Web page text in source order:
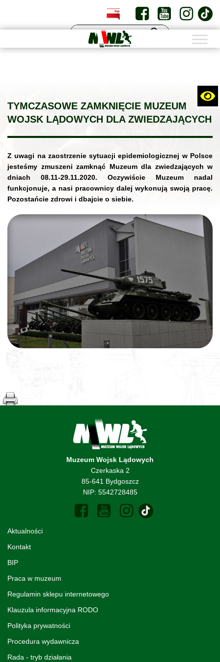
PL EN
TYMCZASOWE ZAMKNIĘCIE MUZEUM
WOJSK LĄDOWYCH DLA ZWIEDZAJĄCYCH
Z uwagi na zaostrzenie sytuacji epidemiologicznej w Polsce
jesteśmy zmuszeni zamknąć Muzeum dla zwiedzających w
dniach 08.11-29.11.2020. Oczywiście Muzeum nadal
funkcjonuje, a nasi pracownicy dalej wykonują swoją pracę.
Pozostańcie zdrowi i dbajcie o siebie.
Muzeum Wojsk Lądowych
Czerkaska 2
85-641 Bydgoszcz
NIP: 5542728485
Aktualności
Kontakt
BIP
Praca w muzeum
Regulamin sklepu internetowego
Klauzula informacyjna RODO
Polityka prywatności
Procedura wydawnicza
Rada - tryb działania